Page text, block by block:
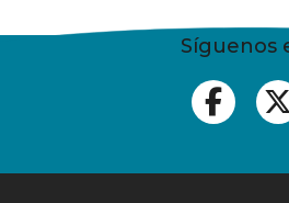
Síguenos